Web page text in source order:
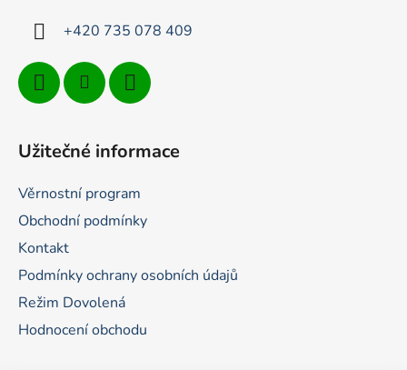
+420 735 078 409
Užitečné informace
Věrnostní program
Obchodní podmínky
Kontakt
Podmínky ochrany osobních údajů
Režim Dovolená
Hodnocení obchodu